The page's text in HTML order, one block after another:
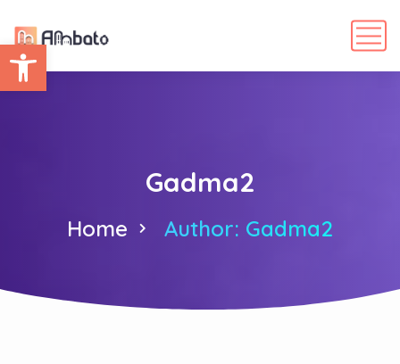
Abrir barra de herramientas
Gadma2
Home Author: Gadma2